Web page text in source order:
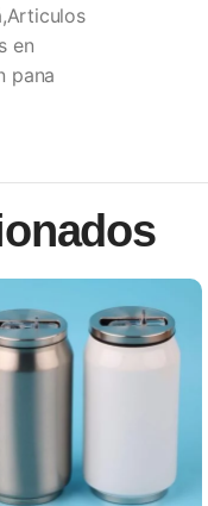
en
pana